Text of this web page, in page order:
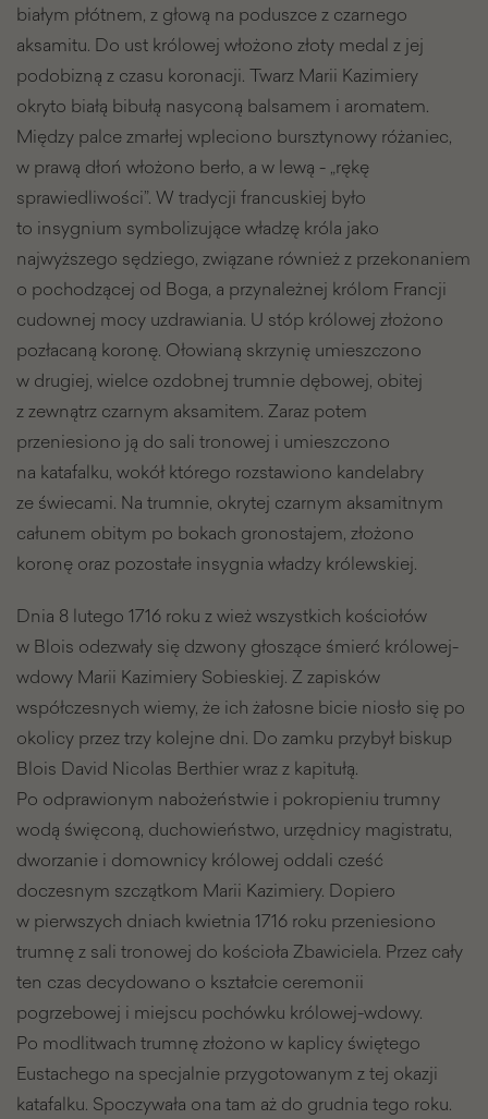
białym płótnem, z głową na poduszce z czarnego
aksamitu. Do ust królowej włożono złoty medal z jej
podobizną z czasu koronacji. Twarz Marii Kazimiery
okryto białą bibułą nasyconą balsamem i aromatem.
Między palce zmarłej wpleciono bursztynowy różaniec,
w prawą dłoń włożono berło, a w lewą - „rękę
sprawiedliwości”. W tradycji francuskiej było
to insygnium symbolizujące władzę króla jako
najwyższego sędziego, związane również z przekonaniem
o pochodzącej od Boga, a przynależnej królom Francji
cudownej mocy uzdrawiania. U stóp królowej złożono
pozłacaną koronę. Ołowianą skrzynię umieszczono
w drugiej, wielce ozdobnej trumnie dębowej, obitej
z zewnątrz czarnym aksamitem. Zaraz potem
przeniesiono ją do sali tronowej i umieszczono
na katafalku, wokół którego rozstawiono kandelabry
ze świecami. Na trumnie, okrytej czarnym aksamitnym
całunem obitym po bokach gronostajem, złożono
koronę oraz pozostałe insygnia władzy królewskiej.
Dnia 8 lutego 1716 roku z wież wszystkich kościołów
w Blois odezwały się dzwony głoszące śmierć królowej-
wdowy Marii Kazimiery Sobieskiej. Z zapisków
współczesnych wiemy, że ich żałosne bicie niosło się po
okolicy przez trzy kolejne dni. Do zamku przybył biskup
Blois David Nicolas Berthier wraz z kapitułą.
Po odprawionym nabożeństwie i pokropieniu trumny
wodą święconą, duchowieństwo, urzędnicy magistratu,
dworzanie i domownicy królowej oddali cześć
doczesnym szczątkom Marii Kazimiery. Dopiero
w pierwszych dniach kwietnia 1716 roku przeniesiono
trumnę z sali tronowej do kościoła Zbawiciela. Przez cały
ten czas decydowano o kształcie ceremonii
pogrzebowej i miejscu pochówku królowej-wdowy.
Po modlitwach trumnę złożono w kaplicy świętego
Eustachego na specjalnie przygotowanym z tej okazji
katafalku. Spoczywała ona tam aż do grudnia tego roku.